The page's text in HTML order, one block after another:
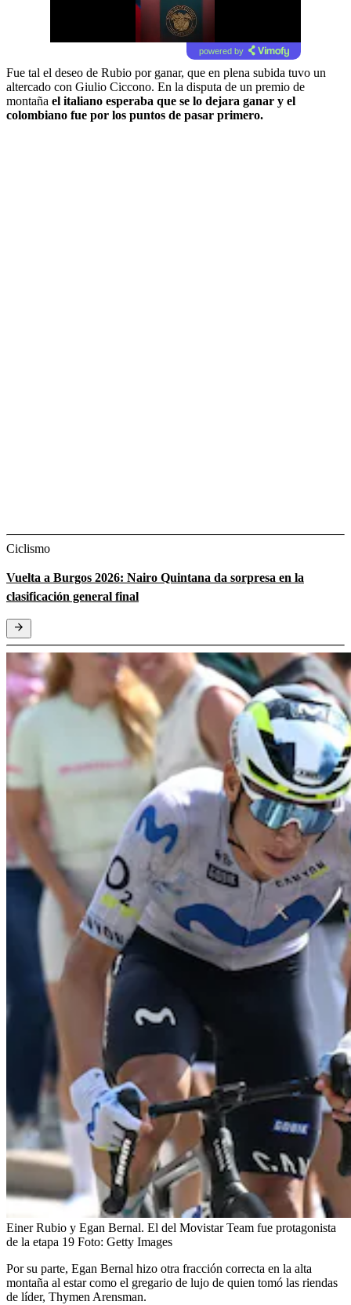
powered by
Fue tal el deseo de Rubio por ganar, que en plena subida tuvo un
altercado con Giulio Ciccono. En la disputa de un premio de
montaña el italiano esperaba que se lo dejara ganar y el
colombiano fue por los puntos de pasar primero.
Ciclismo
Vuelta a Burgos 2026: Nairo Quintana da sorpresa en la
clasificación general final
Einer Rubio y Egan Bernal. El del Movistar Team fue protagonista
de la etapa 19 Foto: Getty Images
Por su parte, Egan Bernal hizo otra fracción correcta en la alta
montaña al estar como el gregario de lujo de quien tomó las riendas
de líder, Thymen Arensman.